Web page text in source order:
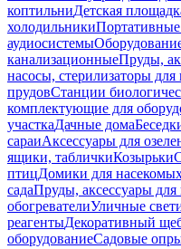
коптильниДетская
холодильники
аудиосистемы
канализационныеПруды,
насосы, стерилизаторы для
прудовСтанции
комплектующие для
участкаДачные дома
сараиАксессуары для
ящики, табличкиКозырьки
птицДомики для
садаПруды, аксессуары для
обогревателиУличные
реагентыДекоративный
оборудованиеСадовые